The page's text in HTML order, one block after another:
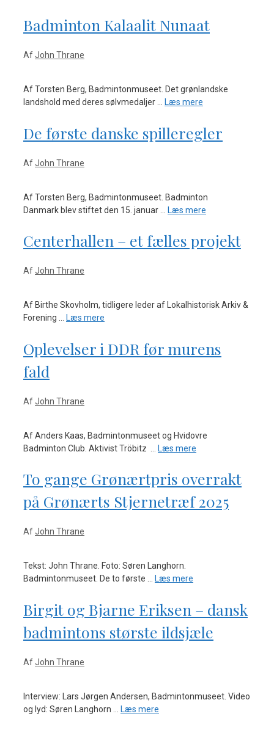
Badminton Kalaalit Nunaat
AfJohn Thrane
Af Torsten Berg, Badmintonmuseet. Det grønlandske
landshold med deres sølvmedaljer …
Læs mere
De første danske spilleregler
AfJohn Thrane
Af Torsten Berg, Badmintonmuseet. Badminton
Danmark blev stiftet den 15. januar … Læs mere
Centerhallen – et fælles projekt
AfJohn Thrane
Af Birthe Skovholm, tidligere leder af Lokalhistorisk Arkiv &
Forening …
Læs mere
Oplevelser i DDR før murens
fald
AfJohn Thrane
Af Anders Kaas, Badmintonmuseet og Hvidovre
Badminton Club. Aktivist Tröbitz … Læs mere
To gange Grønærtpris overrakt
på Grønærts Stjernetræf 2025
AfJohn Thrane
Tekst: John Thrane. Foto: Søren Langhorn.
Badmintonmuseet. De to første …
Læs mere
Birgit og Bjarne Eriksen – dansk
badmintons største ildsjæle
AfJohn Thrane
Interview: Lars Jørgen Andersen, Badmintonmuseet. Video
og lyd: Søren Langhorn … Læs mere